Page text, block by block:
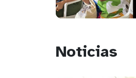
Noticias